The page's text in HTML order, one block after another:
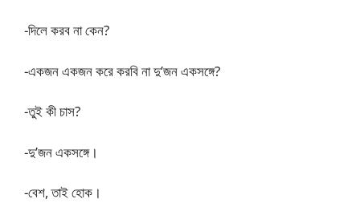
-দিলে করব না কেন?
-একজন একজন করে করবি না দু’জন একসঙ্গে?
-তুই কী চাস?
-দু’জন একসঙ্গে।
-বেশ, তাই হোক।